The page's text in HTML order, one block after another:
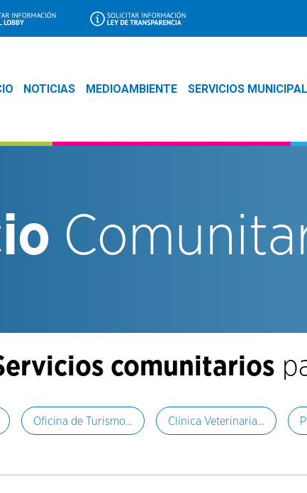
NOTICIAS MEDIOAMBIENTE SERVICIOS
comunitarios
Oficina de Turismo… Clínica Veterinaria…